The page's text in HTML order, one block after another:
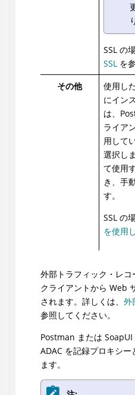
SSL の
SSLを
その他
使用し
にイン
は、
ライア
用して
選択し
て使用
き、手
す。
SSL の
を使用
外部トラフィック・レ
クライアントから Web
されます。詳しくは、 外
参照してください。
Postman または SoapUI
ADACを記録プロキシー
ます。